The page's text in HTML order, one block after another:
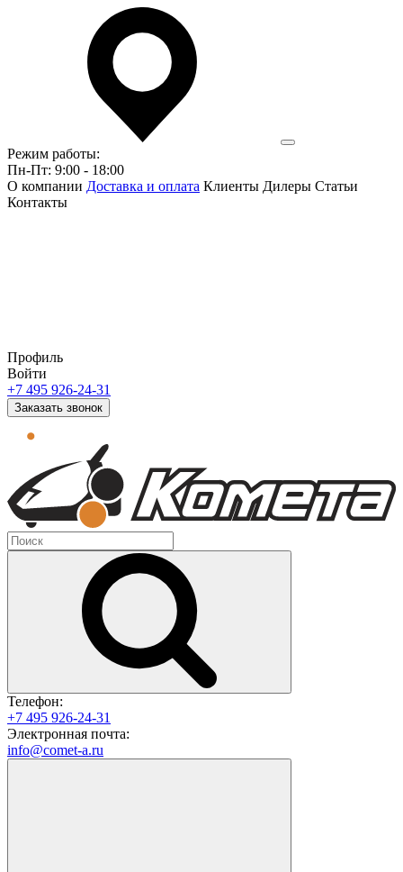
Режим работы:
Пн-Пт: 9:00 - 18:00
О компании Доставка и оплата Клиенты Дилеры Статьи
Контакты
Профиль
Войти
+7 495 926-24-31
Заказать звонок
Телефон:
+7 495 926-24-31
Электронная почта:
info@comet-a.ru